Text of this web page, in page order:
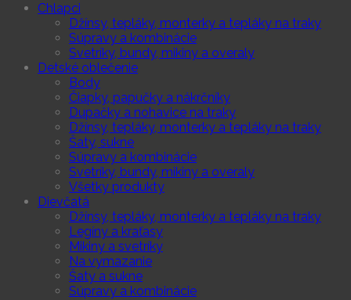
Chlapci
Džínsy, tepláky, monterky a tepláky na traky
Súpravy a kombinácie
Svetríky, bundy, mikiny a overaly
Detské oblečenie
Body
Čiapky, papučky a nákrčníky
Dupačky a nohavice na traky
Džínsy, tepláky, monterky a tepláky na traky
Šaty, sukne
Súpravy a kombinácie
Svetríky, bundy, mikiny a overaly
Všetky produkty
Dievčatá
Džínsy, tepláky, monterky a tepláky na traky
Legíny a kraťasy
Mikiny a svetríky
Na vymazanie
Šaty a sukne
Súpravy a kombinácie